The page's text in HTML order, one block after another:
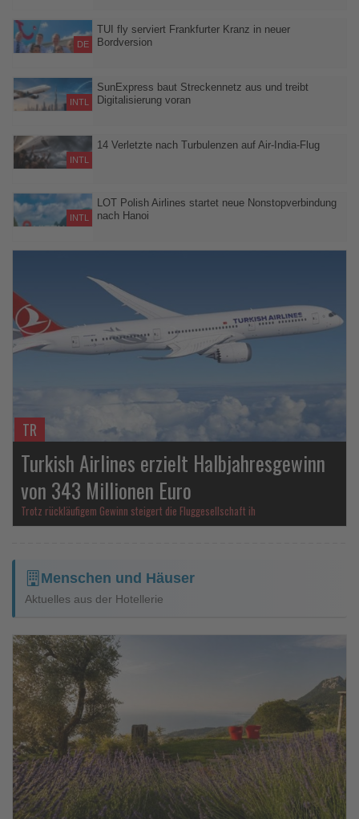
mehr als 10.000 Metern Höhe über den Wolken begleiten
DE
TUI fly serviert Frankfurter Kranz in neuer
Bordversion
Airline ihre Reihe regionaler Spezialitäten fort
INTL
SunExpress baut Streckennetz aus und treibt
Digitalisierung voran
gestützten Assistenten für operative Teams setzt SunExpress den
Ausbau seines Angebots und die Digitalisierung interner Prozesse
fort.
INTL
14 Verletzte nach Turbulenzen auf Air-India-Flug
Turbulenzen und verlor kurzfristig rund 92 Meter an Höhe
INTL
LOT Polish Airlines startet neue Nonstopverbindung
nach Hanoi
TR
Turkish Airlines erzielt Halbjahresgewinn
von 343 Millionen Euro
Trotz rückläufigem Gewinn steigert die Fluggesellschaft ih
Menschen und Häuser
Aktuelles aus der Hotellerie